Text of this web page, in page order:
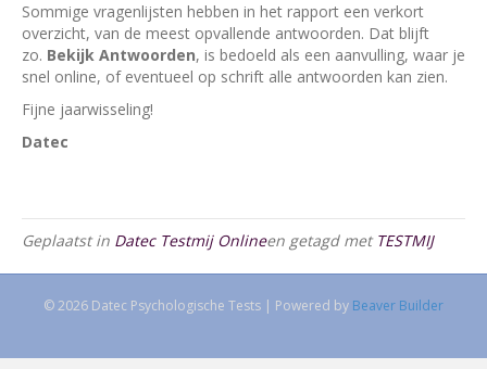
Sommige vragenlijsten hebben in het rapport een verkort
overzicht, van de meest opvallende antwoorden. Dat blijft
zo. Bekijk Antwoorden, is bedoeld als een aanvulling, waar je
snel online, of eventueel op schrift alle antwoorden kan zien.
Fijne jaarwisseling!
Datec
Geplaatst in Datec Testmij Onlineen getagd met TESTMIJ
© 2026 Datec Psychologische Tests | Powered by Beaver Builder